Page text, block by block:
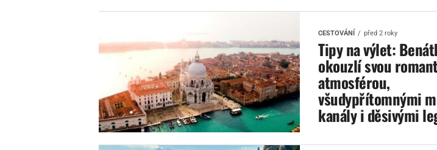
CESTOVÁNÍ před 2 roky
Tipy na výlet:
okouzlí svou
atmosférou,
všudypřítomnými
kanály i děsivými